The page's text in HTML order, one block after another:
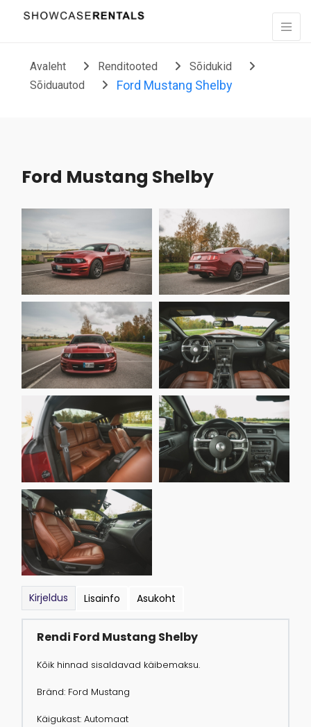
Liigu sisu juurde
Avaleht Renditooted
Sõidukid
Sõiduautod
Ford Mustang Shelby
Ford Mustang Shelby
Kirjeldus Lisainfo Asukoht
Rendi Ford Mustang Shelby
Kõik hinnad sisaldavad käibemaksu.
Bränd: Ford Mustang
Käigukast: Automaat